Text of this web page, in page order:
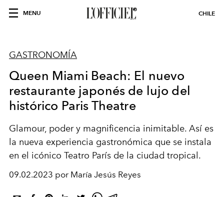
MENU CHILE
GASTRONOMÍA
Queen Miami Beach: El nuevo
restaurante japonés de lujo del
histórico Paris Theatre
Glamour, poder y magnificencia inimitable. Así es
la nueva experiencia gastronómica que se instala
en el icónico Teatro París de la ciudad tropical.
09.02.2023 por María Jesús Reyes